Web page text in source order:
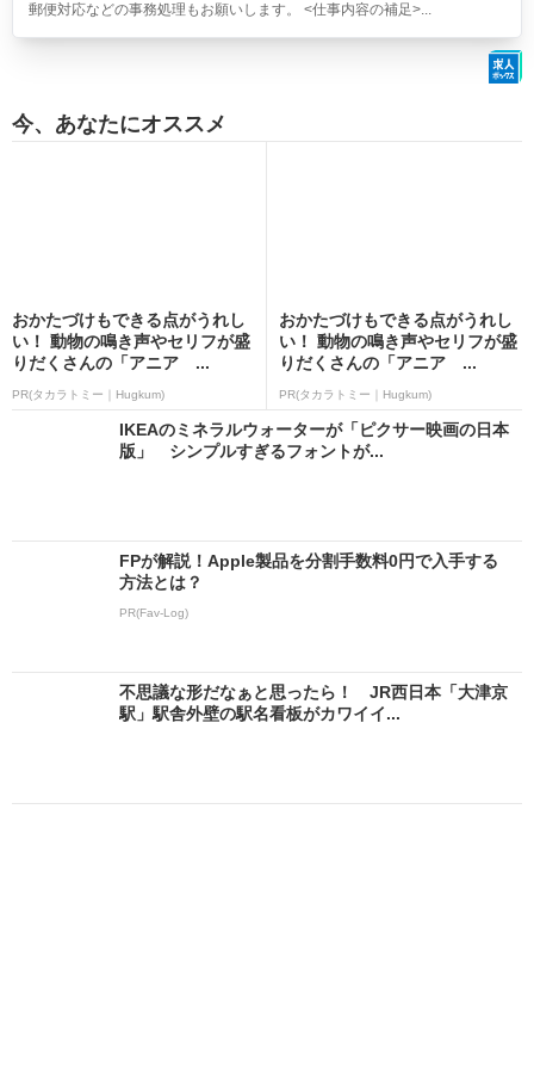
郵便対応などの事務処理もお願いします。 <仕事内容の補足>...
今、あなたにオススメ
おかたづけもできる点がうれし
い！ 動物の鳴き声やセリフが盛
りだくさんの「アニア ...
PR(タカラトミー｜Hugkum)
おかたづけもできる点がうれし
い！ 動物の鳴き声やセリフが盛
りだくさんの「アニア ...
PR(タカラトミー｜Hugkum)
IKEAのミネラルウォーターが「ピクサー映画の日本
版」 シンプルすぎるフォントが...
FPが解説！Apple製品を分割手数料0円で入手する
方法とは？
PR(Fav-Log)
不思議な形だなぁと思ったら！ JR西日本「大津京
駅」駅舎外壁の駅名看板がカワイイ...